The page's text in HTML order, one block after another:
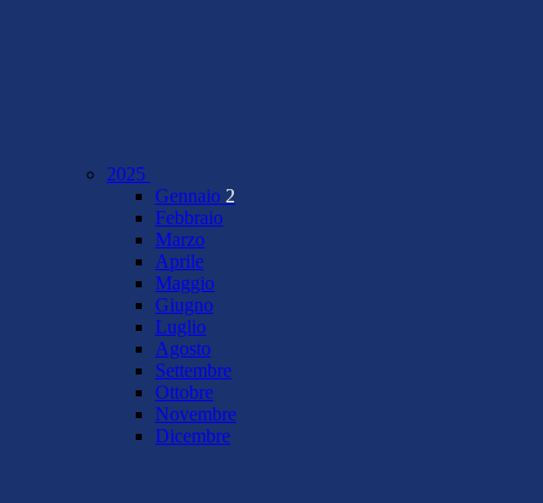
2025
Gennaio 2
Febbraio
Marzo
Aprile
Maggio
Giugno
Luglio
Agosto
Settembre
Ottobre
Novembre
Dicembre